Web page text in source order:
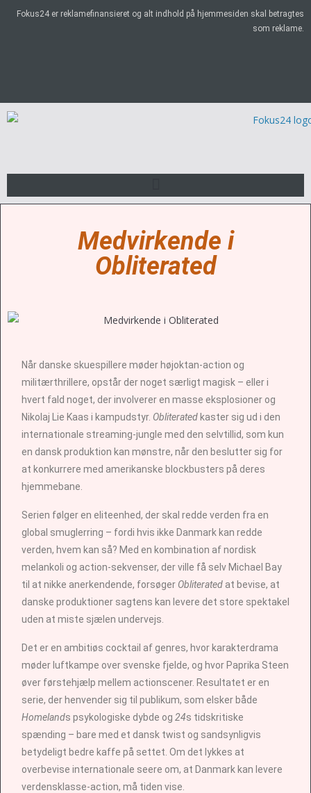
Fokus24 er reklamefinansieret og alt indhold på hjemmesiden skal betragtes
som reklame.
Medvirkende i
Obliterated
Når danske skuespillere møder højoktan-action og
militærthrillere, opstår der noget særligt magisk – eller i
hvert fald noget, der involverer en masse eksplosioner og
Nikolaj Lie Kaas i kampudstyr. Obliteratedkaster sig ud i den
internationale streaming-jungle med den selvtillid, som kun
en dansk produktion kan mønstre, når den beslutter sig for
at konkurrere med amerikanske blockbusters på deres
hjemmebane.
Serien følger en eliteenhed, der skal redde verden fra en
global smuglerring – fordi hvis ikke Danmark kan redde
verden, hvem kan så? Med en kombination af nordisk
melankoli og action-sekvenser, der ville få selv Michael Bay
til at nikke anerkendende, forsøger Obliterated at bevise, at
danske produktioner sagtens kan levere det store spektakel
uden at miste sjælen undervejs.
Det er en ambitiøs cocktail af genres, hvor karakterdrama
møder luftkampe over svenske fjelde, og hvor Paprika Steen
øver førstehjælp mellem actionscener. Resultatet er en
serie, der henvender sig til publikum, som elsker både
Homelands psykologiske dybde og 24s tidskritiske
spænding – bare med et dansk twist og sandsynligvis
betydeligt bedre kaffe på settet. Om det lykkes at
overbevise internationale seere om, at Danmark kan levere
verdensklasse-action, må tiden vise.